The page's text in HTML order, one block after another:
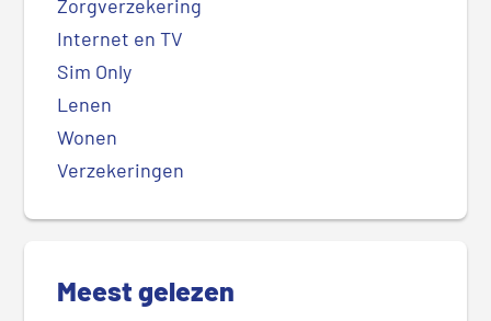
Zorgverzekering
Internet en TV
Sim Only
Lenen
Wonen
Verzekeringen
Meest gelezen